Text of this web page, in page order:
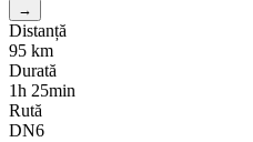
→
Distanță
95 km
Durată
1h 25min
Rută
DN6